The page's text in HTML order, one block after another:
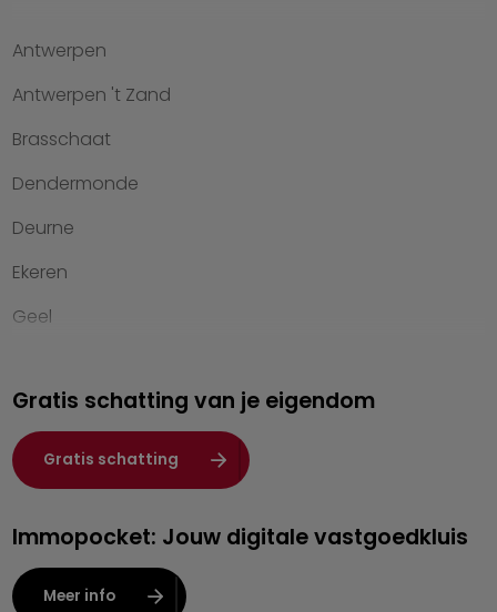
Kennis van wonen
Kantoren
Veelgestelde vragen
Werken bij Heylen Vastgoed
Contact
Antwerpen
Antwerpen 't Zand
Brasschaat
Dendermonde
Deurne
Ekeren
Geel
Hasselt
Heist-op-den-Berg
Herentals
Kalmthout
Leuven
Gratis schatting van je eigendom
Gratis schatting
Immopocket: Jouw digitale vastgoedkluis
Meer info